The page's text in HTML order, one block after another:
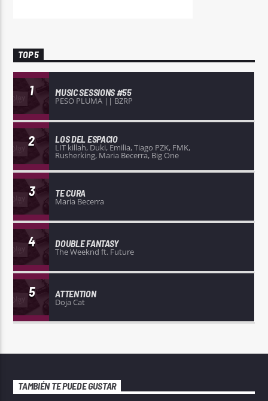
TOP 5
1 MUSIC SESSIONS #55
PESO PLUMA || BZRP
2 LOS DEL ESPACIO
LIT killah, Duki, Emilia, Tiago PZK, FMK,
Rusherking, Maria Becerra, Big One
3 TE CURA
Maria Becerra
4 DOUBLE FANTASY
The Weeknd ft. Future
5 ATTENTION
Doja Cat
TAMBIÉN TE PUEDE GUSTAR